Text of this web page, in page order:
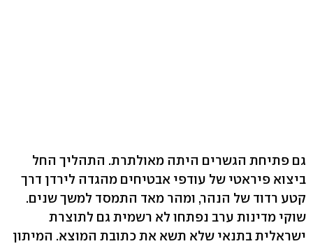
גם פתיחת הגשרים היתה מאולתרת. התהליך החל
ביצוא פיראטי של עודפי אבטיחים מהגדה לירדן דרך
קטע רדוד של הנהר, ומהר מאד התמסד למשך שנים.
שוקי מדינות ערב נפתחו לא רשמית גם לתוצרת
ישראלית בתנאי שלא תשא את כתובת המוצא. המיתון